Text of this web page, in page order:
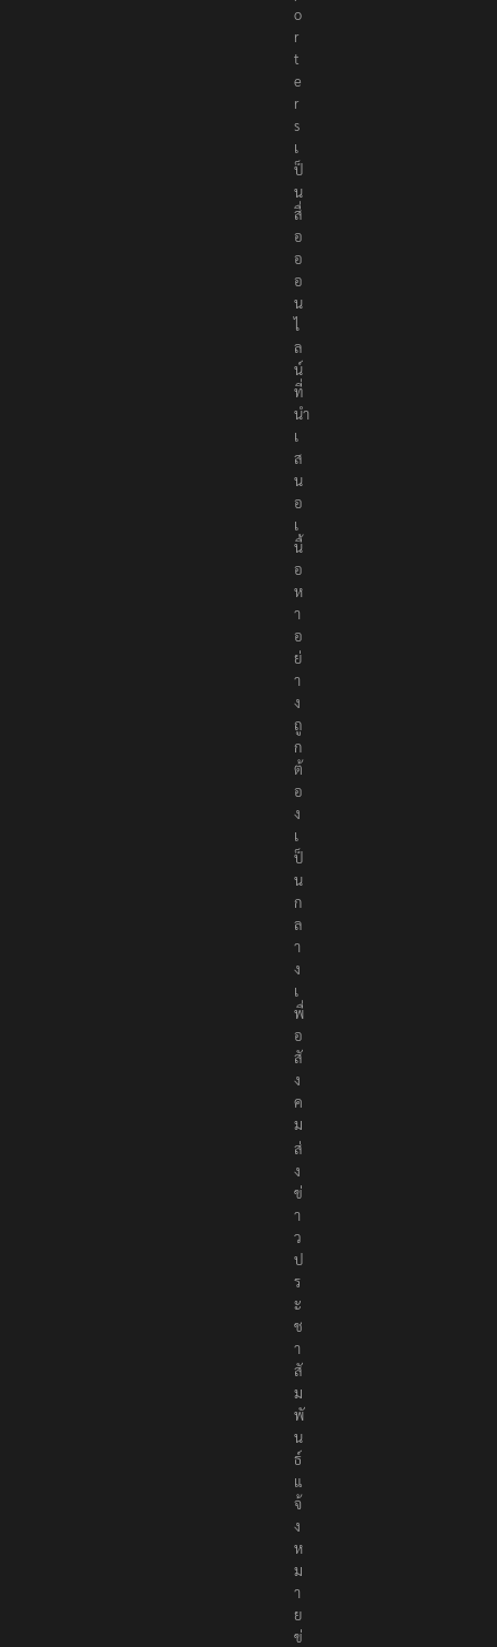
o
r
t
e
r
s
เ
ป็
น
สื่
อ
อ
อ
น
ไ
ล
น์
ที่
นำ
เ
ส
น
อ
เ
นื้
อ
ห
า
อ
ย่
า
ง
ถู
ก
ต้
อ
ง
เ
ป็
น
ก
ล
า
ง
เ
พื่
อ
สั
ง
ค
ม
ส่
ง
ข่
า
ว
ป
ร
ะ
ช
า
สั
ม
พั
น
ธ์
แ
จ้
ง
ห
ม
า
ย
ข่